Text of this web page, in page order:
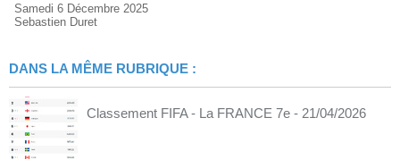
Samedi 6 Décembre 2025
Sebastien Duret
DANS LA MÊME RUBRIQUE :
Classement FIFA - La FRANCE 7e - 21/04/2026